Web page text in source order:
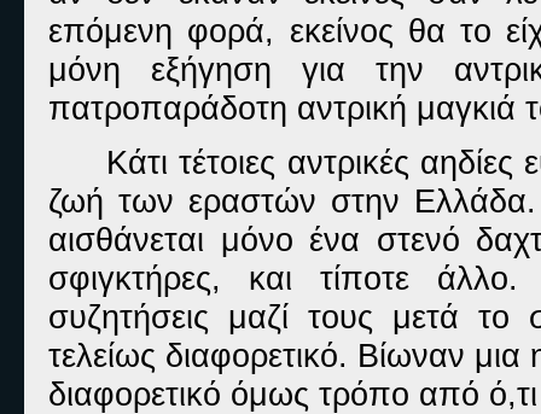
επόμενη φορά, εκείνος θα το
μόνη εξήγηση για την
πατροπαράδοτη αντρική μαγκιά
Κάτι τέτοιες αντρικές
ζωή των εραστών στην
αισθάνεται μόνο ένα στενό
σφιγκτήρες, και τίποτε άλλο.
συζητήσεις μαζί τους μετά το
τελείως διαφορετικό. Βίωναν μια
διαφορετικό όμως τρόπο από